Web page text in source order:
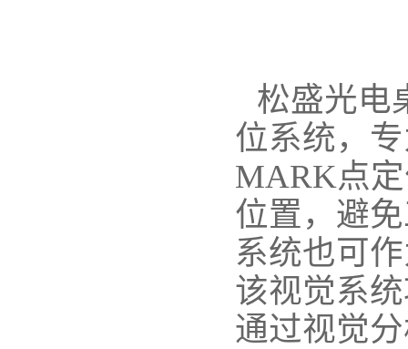
松盛光电
位系统，
MARK点
位置，避
系统也可
该视觉系
通过视觉